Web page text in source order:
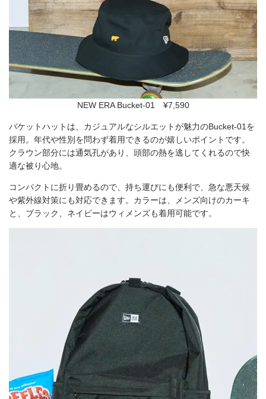
NEW ERA Bucket-01 ¥7,590
バケットハットは、カジュアルなシルエットが魅力のBucket-01を
採用。年代や性別を問わず着用できるのが嬉しいポイントです。
クラウン部分には通気孔があり、頭部の熱を逃してくれるので快
適な被り心地。
コンパクトに折り畳めるので、持ち運びにも便利で、急な悪天候
や紫外線対策にも対応できます。カラーは、メンズ向けのカーキ
と、ブラック、ネイビーはウィメンズも着用可能です。